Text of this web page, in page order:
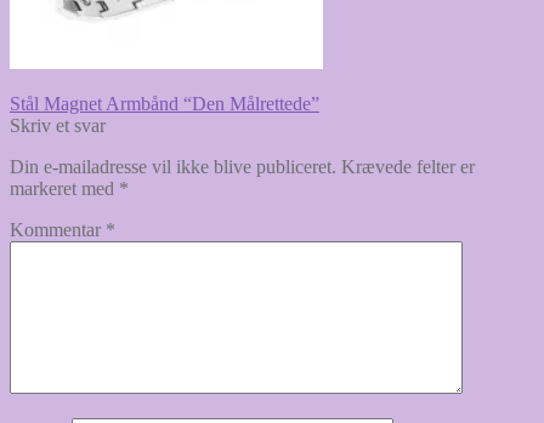
Indlægsnavigation
Forrige
indlæg:
Stål Magnet Armbånd “Den Målrettede”
Skriv et svar
Din e-mailadresse vil ikke blive publiceret. Krævede felter er
markeret med *
Kommentar *